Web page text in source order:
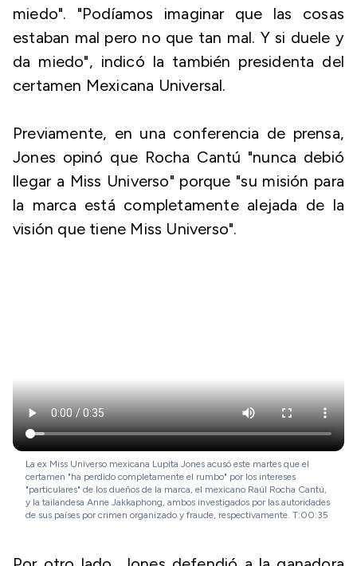
miedo". "Podíamos imaginar que las cosas
estaban mal pero no que tan mal. Y si duele y
da miedo", indicó la también presidenta del
certamen Mexicana Universal.
Previamente, en una conferencia de prensa,
Jones opinó que Rocha Cantú "nunca debió
llegar a Miss Universo" porque "su misión para
la marca está completamente alejada de la
visión que tiene Miss Universo".
La ex Miss Universo mexicana Lupita Jones acusó este martes que el
certamen "ha perdido completamente el rumbo" por los intereses
"particulares" de los dueños de la marca, el mexicano Raúl Rocha Cantú,
y la tailandesa Anne Jakkaphong, ambos investigados por las autoridades
de sus países por crimen organizado y fraude, respectivamente. T:00:35